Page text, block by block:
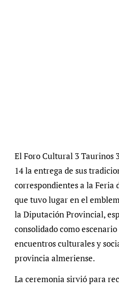
El Foro Cultural 3 Taurinos
14 la entrega de sus
correspondientes a la Feria
que tuvo lugar en el
la Diputación Provincial,
consolidado como
encuentros culturales y
provincia almeriense.
La ceremonia sirvió para